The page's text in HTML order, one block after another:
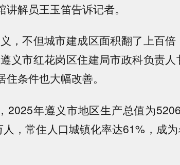
讲解员王玉笛告诉记者。
，不但城市建成区面积翻了上百
义市红花岗区住建局市政科负责
住条件也大幅改善。
2025年遵义市地区生产总值为
人，常住人口城镇化率达61%，成